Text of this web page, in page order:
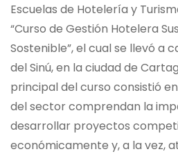
Escuelas de Hotelería y
“Curso de Gestión Hotelera
Sostenible”, el cual se llevó a
del Sinú, en la ciudad de
principal del curso consistió
del sector comprendan la
desarrollar proyectos
económicamente y, a la vez,